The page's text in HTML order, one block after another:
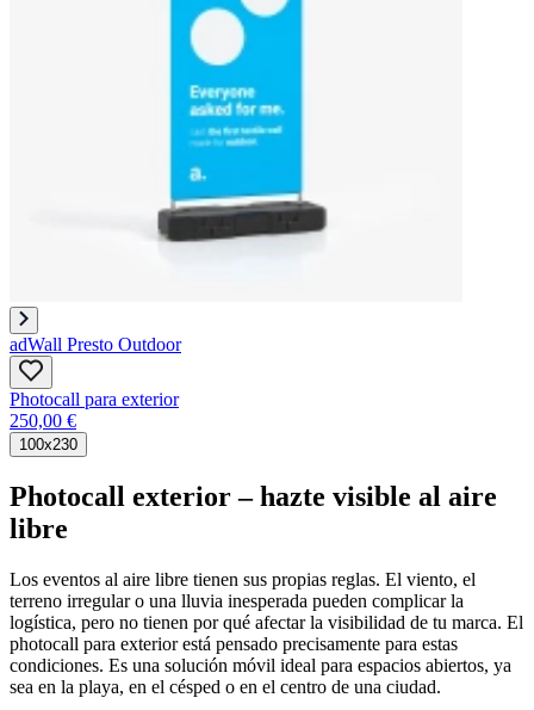
adWall Presto Outdoor
Photocall para exterior
250,00 €
100x230
Photocall exterior – hazte visible al aire
libre
Los eventos al aire libre tienen sus propias reglas. El viento, el
terreno irregular o una lluvia inesperada pueden complicar la
logística, pero no tienen por qué afectar la visibilidad de tu marca. El
photocall para exterior está pensado precisamente para estas
condiciones. Es una solución móvil ideal para espacios abiertos, ya
sea en la playa, en el césped o en el centro de una ciudad.